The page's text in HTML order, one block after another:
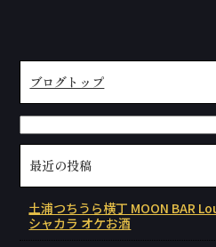
ブログトップ
最近の投稿
土浦つちうら横丁 MOON BAR
シャカラ オケお酒